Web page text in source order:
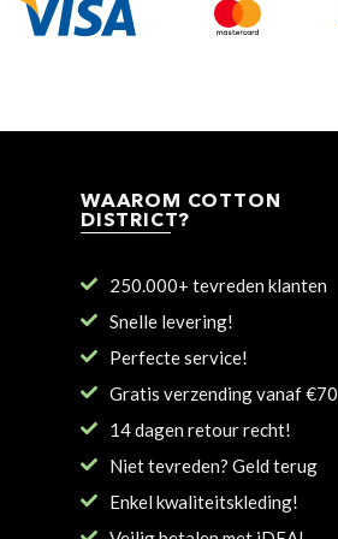
WAAROM COTTON
DISTRICT?
250.000+ tevreden klanten
Snelle levering!
Perfecte service!
Gratis verzending vanaf €70
14 dagen retour recht!
Niet tevreden? Geld terug
Enkel kwaliteitskleding!